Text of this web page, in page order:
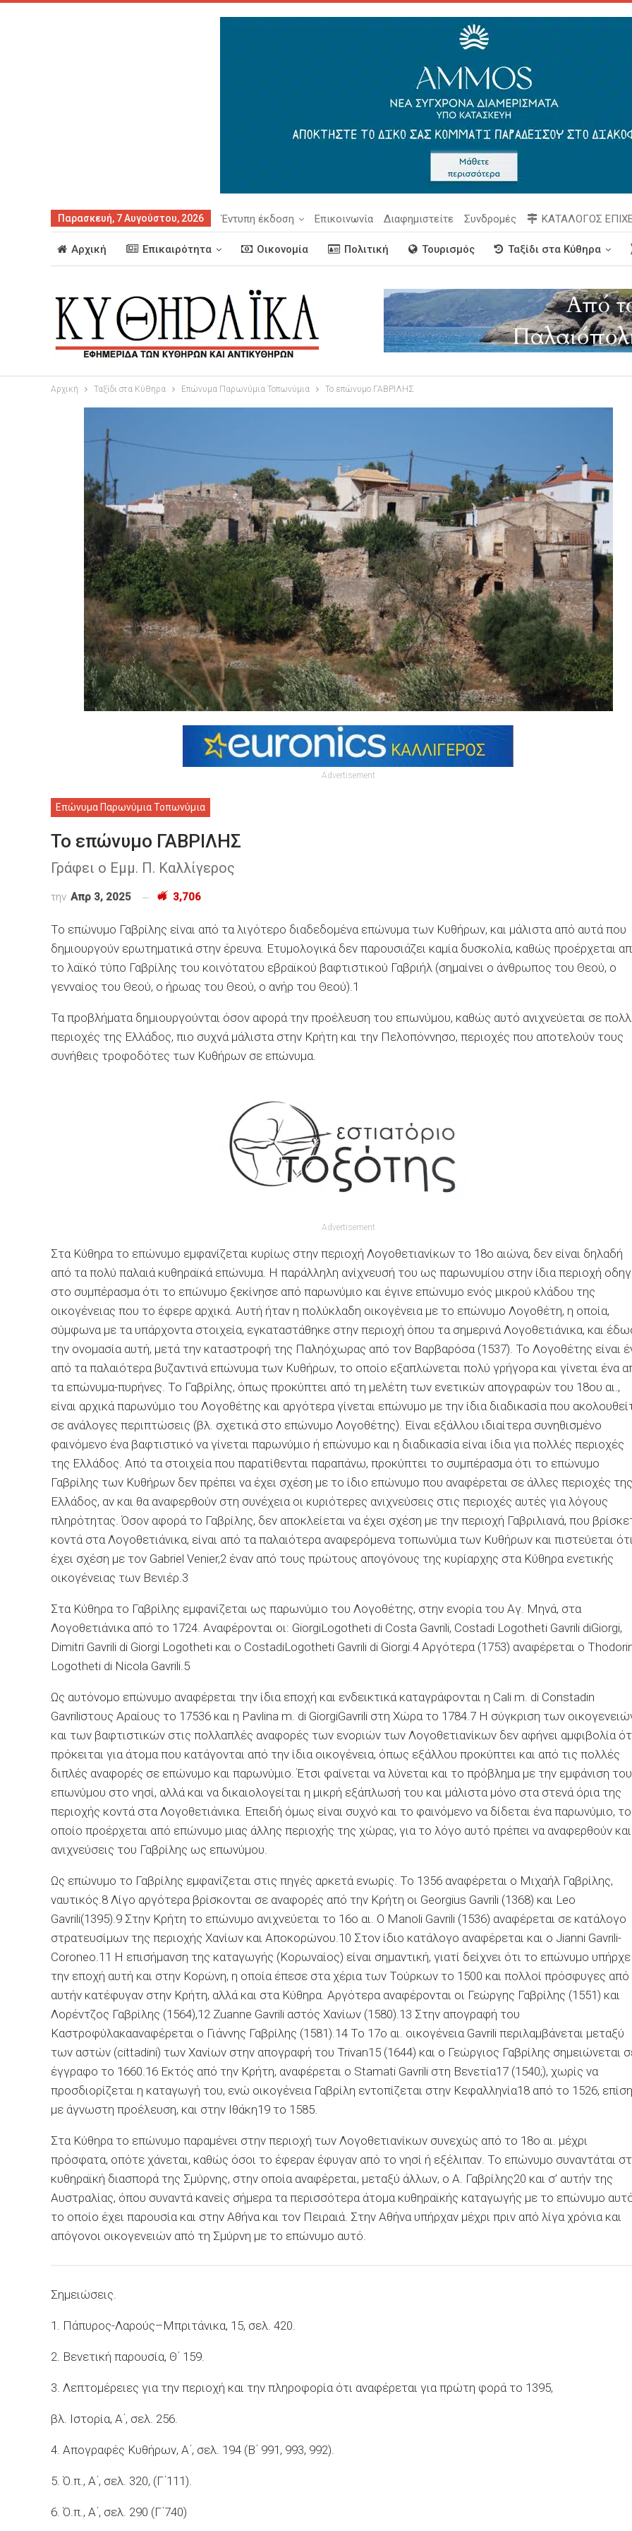
Παρασκευή, 7 Αυγούστου, 2026 Έντυπη έκδοση Επικοινωνία Διαφημιστείτε Συνδρομές ΚΑΤΑΛΟΓΟΣ
Αρχική Επικαιρότητα Οικονομία Πολιτική Τουρισμός Ταξίδι στα Κύθηρα
Αρχική Ταξίδι στα Κύθηρα Επώνυμα Παρωνύμια Τοπωνύμια Το επώνυμο ΓΑΒΡΙΛΗΣ
Advertisement
Επώνυμα Παρωνύμια Τοπωνύμια
Το επώνυμο ΓΑΒΡΙΛΗΣ
​​​​​​Γράφει ο Εμμ. Π. Καλλίγερος
την Απρ 3, 2025 3,706
Το επώνυμο Γαβρίλης είναι από τα λιγότερο διαδεδομένα επώνυμα των Κυθήρων, και μάλιστα από αυτά που
δημιουργούν ερωτηματικά στην έρευνα. Ετυμολογικά δεν παρουσιάζει καμία δυσκολία, καθώς προέρχεται
το λαϊκό τύπο Γαβρίλης του κοινότατου εβραϊκού βαφτιστικού Γαβριήλ (σημαίνει ο άνθρωπος του Θεού, ο
γενναίος του Θεού, ο ήρωας του Θεού, ο ανήρ του Θεού).1
Τα προβλήματα δημιουργούνται όσον αφορά την προέλευση του επωνύμου, καθώς αυτό ανιχνεύεται σε
περιοχές της Ελλάδος, πιο συχνά μάλιστα στην Κρήτη και την Πελοπόννησο, περιοχές που αποτελούν τους
συνήθεις τροφοδότες των Κυθήρων σε επώνυμα.
Advertisement
Στα Κύθηρα το επώνυμο εμφανίζεται κυρίως στην περιοχή Λογοθετιανίκων το 18ο αιώνα, δεν είναι δηλαδή
από τα πολύ παλαιά κυθηραϊκάεπώνυμα. Η παράλληλη ανίχνευσή του ως παρωνυμίου στην ίδια περιοχή
στο συμπέρασμα ότι το επώνυμο ξεκίνησε από παρωνύμιο και έγινε επώνυμο ενός μικρού κλάδου της
οικογένειας που το έφερε αρχικά. Αυτή ήταν η πολύκλαδη οικογένεια με το επώνυμο Λογοθέτη, η οποία,
σύμφωνα με τα υπάρχοντα στοιχεία, εγκαταστάθηκε στην περιοχή όπου τα σημερινάΛογοθετιάνικα, και
την ονομασία αυτή, μετά την καταστροφή της Παληόχωρας από τον Βαρβαρόσα (1537). Το Λογοθέτης είναι
από τα παλαιότερα βυζαντινά επώνυμα των Κυθήρων, το οποίο εξαπλώνεται πολύ γρήγορα και γίνεται ένα
τα επώνυμα-πυρήνες. Το Γαβρίλης, όπως προκύπτει από τη μελέτη των ενετικών απογραφών του 18ου αι.,
είναι αρχικά παρωνύμιο του Λογοθέτης και αργότερα γίνεται επώνυμο με την ίδια διαδικασία που
σε ανάλογες περιπτώσεις (βλ. σχετικά στο επώνυμο Λογοθέτης). Είναι εξάλλου ιδιαίτερα συνηθισμένο
φαινόμενο ένα βαφτιστικό να γίνεται παρωνύμιο ή επώνυμο και η διαδικασία είναι ίδια για πολλές περιοχές
της Ελλάδος. Από τα στοιχεία που παρατίθενται παραπάνω, προκύπτει το συμπέρασμα ότι το επώνυμο
Γαβρίλης των Κυθήρων δεν πρέπει να έχει σχέση με το ίδιο επώνυμο που αναφέρεται σε άλλες περιοχές της
Ελλάδος, αν και θα αναφερθούν στη συνέχεια οι κυριότερες ανιχνεύσεις στις περιοχές αυτές για λόγους
πληρότητας. Όσον αφορά το Γαβρίλης, δεν αποκλείεται να έχει σχέση με την περιοχή Γαβριλιανά, που
κοντά σταΛογοθετιάνικα, είναι από τα παλαιότερα αναφερόμενα τοπωνύμια των Κυθήρων και πιστεύεται
έχει σχέση με τον Gabriel Venier,2 έναν από τους πρώτους απογόνους της κυρίαρχης στα Κύθηρα ενετικής
οικογένειας των Βενιέρ.3
Στα Κύθηρα το Γαβρίλης εμφανίζεται ως παρωνύμιο του Λογοθέτης, στην ενορία του Αγ. Μηνά, στα
Λογοθετιάνικααπό το 1724. Αναφέρονται οι: GiorgiLogotheti di Costa Gavrili, Costadi Logotheti Gavrili diGiorgi,
Dimitri Gavrili di Giorgi Logotheti και ο CostadiLogotheti Gavrili di Giorgi.4 Αργότερα (1753) αναφέρεται ο
Logotheti di Nicola Gavrili.5
Ως αυτόνομο επώνυμο αναφέρεται την ίδια εποχή και ενδεικτικά καταγράφονται η Cali m. di Constadin
Gavriliστους Αραίους το 17536 και η Pavlina m. di GiorgiGavrili στη Χώρα το 1784.7 Η σύγκριση των
και των βαφτιστικών στις πολλαπλές αναφορές των ενοριών των Λογοθετιανίκων δεν αφήνει αμφιβολία
πρόκειται για άτομα που κατάγονται από την ίδια οικογένεια, όπως εξάλλου προκύπτει και από τις πολλές
διπλές αναφορές σε επώνυμο και παρωνύμιο. Έτσι φαίνεται να λύνεται και το πρόβλημα με την εμφάνιση του
επωνύμου στο νησί, αλλά και να δικαιολογείται η μικρή εξάπλωσή του και μάλιστα μόνο στα στενά όρια της
περιοχής κοντά σταΛογοθετιάνικα. Επειδή όμως είναι συχνό και το φαινόμενο να δίδεται ένα παρωνύμιο, το
οποίο προέρχεται από επώνυμο μιας άλλης περιοχής της χώρας, για το λόγο αυτό πρέπει να αναφερθούν και
ανιχνεύσεις του Γαβρίλης ως επωνύμου.
Ως επώνυμο το Γαβρίλης εμφανίζεται στις πηγές αρκετά ενωρίς. Το 1356 αναφέρεται ο Μιχαήλ Γαβρίλης,
ναυτικός.8 Λίγο αργότερα βρίσκονται σε αναφορές από την Κρήτη οι Georgius Gavrili (1368) και Leo
Gavrili(1395).9 Στην Κρήτη το επώνυμο ανιχνεύεται το 16ο αι. Ο Manoli Gavrili (1536) αναφέρεται σε κατάλογο
στρατευσίμων της περιοχής Χανίων και Αποκορώνου.10 Στον ίδιο κατάλογο αναφέρεται και ο Jianni Gavrili-
Coroneo.11 Η επισήμανση της καταγωγής (Κορωναίος) είναι σημαντική, γιατί δείχνει ότι το επώνυμο υπήρχε
την εποχή αυτή και στην Κορώνη, η οποία έπεσε στα χέρια των Τούρκων το 1500 και πολλοί πρόσφυγες από
αυτήν κατέφυγαν στην Κρήτη, αλλά και στα Κύθηρα. Αργότερα αναφέρονται οι Γεώργης Γαβρίλης (1551) και
Λορέντζος Γαβρίλης (1564),12 Zuanne Gavrili αστός Χανίων (1580).13 Στην απογραφή του
Καστροφύλακααναφέρεται ο Γιάννης Γαβρίλης (1581).14 Το 17ο αι. οικογένεια Gavrili περιλαμβάνεται μεταξύ
των αστών (cittadini) των Χανίων στην απογραφή του Trivan15 (1644) και ο Γεώργιος Γαβρίλης σημειώνεται
έγγραφο το 1660.16 Εκτός από την Κρήτη, αναφέρεται ο Stamati Gavrili στη Βενετία17 (1540;), χωρίς να
προσδιορίζεται η καταγωγή του, ενώ οικογένεια Γαβρίλη εντοπίζεται στην Κεφαλληνία18 από το 1526,
με άγνωστη προέλευση, και στην Ιθάκη19 το 1585.
Στα Κύθηρα το επώνυμο παραμένει στην περιοχή των Λογοθετιανίκων συνεχώς από το 18ο αι. μέχρι
πρόσφατα, οπότε χάνεται, καθώς όσοι το έφεραν έφυγαν από το νησί ή εξέλιπαν. Το επώνυμο συναντάται
κυθηραϊκή διασπορά της Σμύρνης, στην οποία αναφέρεται, μεταξύ άλλων, ο Α. Γαβρίλης20 και σ’ αυτήν της
Αυστραλίας, όπου συναντά κανείς σήμερα τα περισσότερα άτομα κυθηραϊκής καταγωγής με το επώνυμο
το οποίο έχει παρουσία και στην Αθήνα και τον Πειραιά. Στην Αθήνα υπήρχαν μέχρι πριν από λίγα χρόνια και
απόγονοι οικογενειών από τη Σμύρνη με το επώνυμο αυτό.
Σημειώσεις.
1. Πάπυρος-Λαρούς–Μπριτάνικα, 15, σελ. 420.
2. Βενετική παρουσία, Θ΄ 159.
3. Λεπτομέρειες για την περιοχή και την πληροφορία ότι αναφέρεται για πρώτη φορά το 1395,
βλ. Ιστορία, Α΄, σελ. 256.
4. Απογραφές Kυθήρων, Α΄, σελ. 194 (Β΄ 991, 993, 992).
5. Ό.π., Α΄, σελ. 320, (Γ΄111).
6. Ό.π., Α΄, σελ. 290 (Γ΄740)